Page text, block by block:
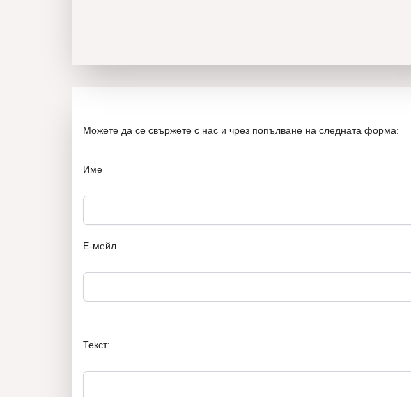
Можете да се свържете с нас и чрез попълване на следната форма:
Име
Е-мейл
Текст: